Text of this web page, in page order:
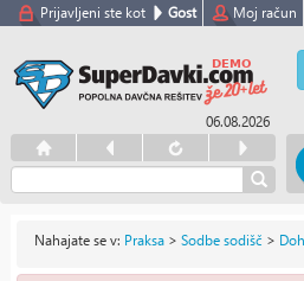
Prijavljeni ste kot Gost Moj račun
06.08.2026
Nahajate se v: Praksa > Sodbe sodišč >